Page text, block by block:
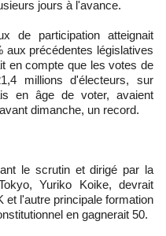
jours à l'avance.
de participation atteignait
aux précédentes législatives
en compte que les votes de
millions d'électeurs, sur
en âge de voter, avaient
dimanche, un record.
le scrutin et dirigé par la
Yuriko Koike, devrait
et l'autre principale formation
en gagnerait 50.